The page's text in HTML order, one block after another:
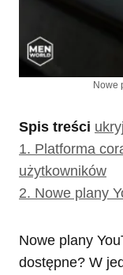
Nowe
Spis treści ukryj
1. Platforma
użytkowników
2. Nowe plany
Nowe plany
dostępne? W